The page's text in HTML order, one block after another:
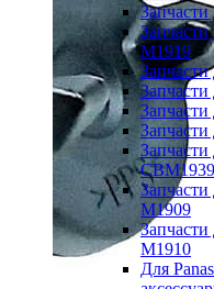
M1919
CBM1939
M1909
M1910
Для